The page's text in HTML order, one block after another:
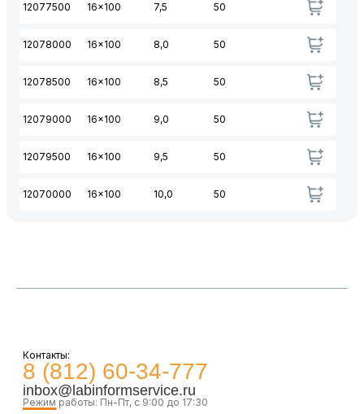
12077500 16x100 7,5 50
12078000 16x100 8,0 50
12078500 16x100 8,5 50
12079000 16x100 9,0 50
12079500 16x100 9,5 50
12070000 16x100 10,0 50
Контакты:
8 (812) 60-34-777
inbox@labinformservice.ru
Режим работы: Пн-Пт, с 9:00 до 17:30